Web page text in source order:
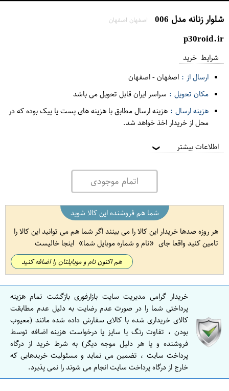
شلوار زنانه مدل 006 اصفهان اصفهان
p30roid.ir
شرایط خرید
ارسال از : اصفهان-اصفهان
مکان تحویل : سراسر ایران قابل تحویل می باشد
هزینه ارسال : هزینه ارسال مطابق با هزینه های پست یا پیک بوده که در
محل از خریدار اخذ خواهد شد.
اطلاعات بیشتر ❯
اتمام موجودی
شما هم فروشنده این کالا شوید
هر روزه صدها خریدار این کالا را می بینند اگر شما هم می توانید این کالا را
تامین کنید واقعا جای
نام و شماره موبایل شما اینجا خالیست
هم اکنون نام و موبایلتان را اضافه کنید
خریدار گرامی مدیریت سایت بازارفوری بازگشت تمام هزینه
پرداختی شما را در صورت عدم رضایت به دلیل عدم مطابقت
کالای خریداری شده با کالای سفارش داده شده مانند (معیوب
بودن ، تفاوت رنگ یا سایز یا درخواست هزینه اضافه توسط
فروشنده و یا هر دلیل موجه دیگر) به شرط خرید از درگاه
پرداخت سایت ، تضمین می نماید و مسئولیت خریدهایی که
خارج از درگاه پرداخت سایت انجام می شوند را نمی پذیرد.